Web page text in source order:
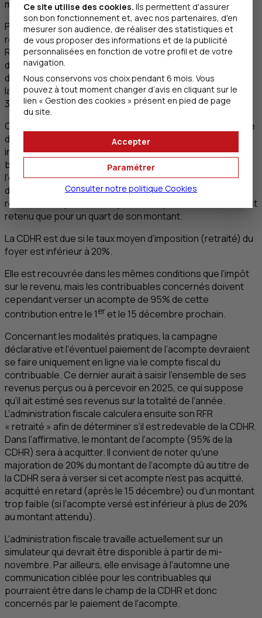
mais avec certains correctifs, on parle deRFR« retraité ».
Par exemple pour limiter l’impact de cette contribution, un
revenu qualifié d’exceptionnel n’est pris en compte pour le
RFR
« retraité » que pour un quart de son montant. Il s’agit
des revenus qui par leur nature, ne sont pas susceptibles
d’être recueillis annuellement, et dont le montant dépasse
la moyenne des revenus nets soumis à l’IRau titre des
3 années précédentes.
Cette contribution vise à instaurer une imposition minimale
des revenus de 20% hors prélèvements sociaux. Cette
imposition de 20% comprend l’impôt sur le revenu (issu du
barème ou d’une imposition forfaitaire ou libératoire),
l’éventuelleCEHR(retenue sans lissage) et un forfait issu
de la composition du foyer fiscal. À noter que pour les
revenus exceptionnels, la part de l’impôt sur le revenu n’est
retenu que pour un quart de son montant.
La CDHR est due si le taux moyen d’imposition (retraité) du
foyer est inférieur à 20%.
Elle est recouvrée dans les mêmes conditions que l’impôt
sur le revenu, mais les contribuables concernés doivent
cependant verser un acompte de 95% de cette
contribution entre le 1er et le 15 décembre prochain.
Concernant les modalités pratiques, la campagne
déclarative et l’éventuel paiement de l’acompte devraient
se faire uniquement en ligne via le compte fiscal du
contribuable. Ce dernier aurait à saisir l’ensemble de ses
revenus perçus ou à percevoir en 2025, ce qui suppose
qu’il ait estimé ses revenus sur la totalité de l’année.
L’administration fiscale calculera ensuite son RFR
« retraité » afin de déterminer s’il est redevable de la CDHR.
Dans l’affirmative, le montant de l’acompte (95% de la
CDHR) sera à acquitter. Il convient de noter qu’une
majoration de 20% du montant de l’acompte dû au titre de
la CDHR sera à verser si cet acompte n’est pas acquitté,
acquitté en retard (après le 15 décembre) ou d’un montant
trop faible (si l’acompte versé est inférieur à plus de 20%
au montant attendu).
L’administration fiscale travaille actuellement sur un
simulateur qui devrait être disponible à partir de mi-
novembre. Par ailleurs, elle envisage à l’automne une
communication ciblée pour les contribuables qui
pourraient être dans le champ de la CDHR et donc
concernés par le paiement de l’acompte.
Ce site utilise des cookies. Ils permettent d'assurer
son bon fonctionnement et, avec nos partenaires, d'en
mesurer son audience, de réaliser des statistiques et
de vous proposer des informations et de la publicité
personnalisées en fonction de votre profil et de votre
navigation.
Nous conservons vos choix pendant 6 mois. Vous
pouvez à tout moment changer d’avis en cliquant sur le
lien « Gestion des cookies » présent en pied de page
du site.
Accepter
Paramétrer
Consulter notre politique Cookies